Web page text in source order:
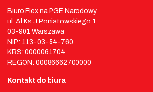
Biuro Flex na PGE Narodowy
ul. Al.Ks.J Poniatowskiego 1
03-901 Warszawa
NIP: 113-03-54-760
KRS: 0000061704
REGON: 00086662700000
Kontakt do biura